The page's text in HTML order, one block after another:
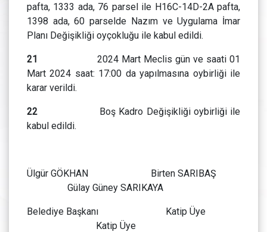
pafta, 1333 ada, 76 parsel ile H16C-14D-2A pafta,
1398 ada, 60 parselde Nazım ve Uygulama İmar
Planı Değişikliği oyçokluğu ile kabul edildi.
21
2024 Mart Meclis gün ve saati 01
Mart 2024 saat: 17:00 da yapılmasına oybirliği ile
karar verildi.
22
Boş Kadro Değişikliği oybirliği ile
kabul edildi.
Ülgür GÖKHAN Birten SARIBAŞ
Gülay Güney SARIKAYA
Belediye Başkanı Katip Üye
Katip Üye